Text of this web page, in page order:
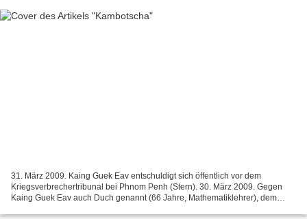
31. März 2009. Kaing Guek Eav entschuldigt sich öffentlich vor dem
Kriegsverbrechertribunal bei Phnom Penh (Stern). 30. März 2009. Gegen
Kaing Guek Eav auch Duch genannt (66 Jahre, Mathematiklehrer), dem